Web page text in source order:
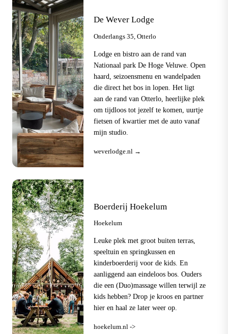
De Wever Lodge
Onderlangs 35, Otterlo
Lodge en bistro aan de rand van
Nationaal park De Hoge Veluwe. Open
haard, seizoensmenu en wandelpaden
die direct het bos in lopen. Het ligt
aan de rand van Otterlo, heerlijke plek
om tijdloos tot jezelf te komen, uurtje
fietsen of kwartier met de auto vanaf
mijn studio.
weverlodge.nl →
Boerderij Hoekelum
Hoekelum
Leuke plek met groot buiten terras,
speeltuin en springkussen en
kinderboerderij voor de kids. En
aanliggend aan eindeloos bos. Ouders
die een (Duo)massage willen terwijl ze
kids hebben? Drop je kroos en partner
hier en haal ze later weer op.
hoekelum.nl ->